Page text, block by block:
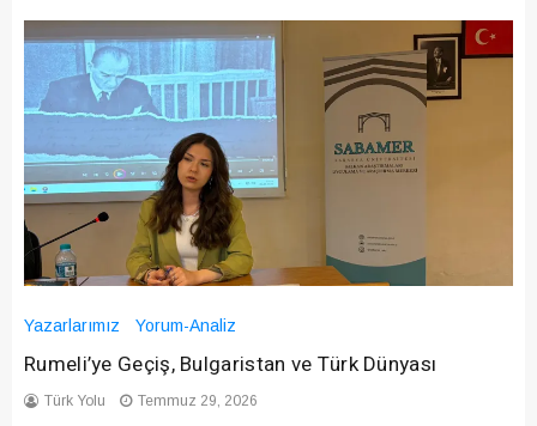
Yazarlarımız Yorum-Analiz
Rumeli’ye Geçiş, Bulgaristan ve Türk Dünyası
Türk Yolu Temmuz 29, 2026